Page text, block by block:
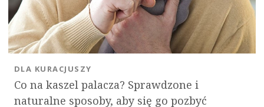
Co na kaszel palacza? Sprawdzone i
naturalne sposoby, aby się go pozbyć
DLA KURACJUSZY